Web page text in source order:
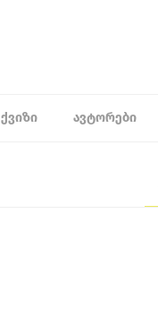
ᲥᲕᲘᲖᲘ ᲐᲕᲢᲝᲠᲔᲑᲘ